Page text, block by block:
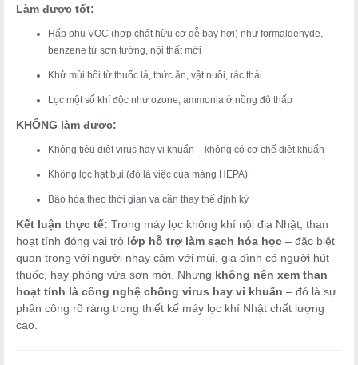
Làm được tốt:
Hấp phụ VOC (hợp chất hữu cơ dễ bay hơi) như formaldehyde,
benzene từ sơn tường, nội thất mới
Khử mùi hôi từ thuốc lá, thức ăn, vật nuôi, rác thải
Lọc một số khí độc như ozone, ammonia ở nồng độ thấp
KHÔNG làm được:
Không tiêu diệt virus hay vi khuẩn – không có cơ chế diệt khuẩn
Không lọc hạt bụi (đó là việc của màng HEPA)
Bão hòa theo thời gian và cần thay thế định kỳ
Kết luận thực tế: Trong máy lọc không khí nội địa Nhật, than
hoạt tính đóng vai trò lớp hỗ trợ làm sạch hóa học – đặc biệt
quan trọng với người nhạy cảm với mùi, gia đình có người hút
thuốc, hay phòng vừa sơn mới. Nhưng không nên xem than
hoạt tính là công nghệ chống virus hay vi khuẩn – đó là sự
phân công rõ ràng trong thiết kế máy lọc khí Nhật chất lượng
cao.